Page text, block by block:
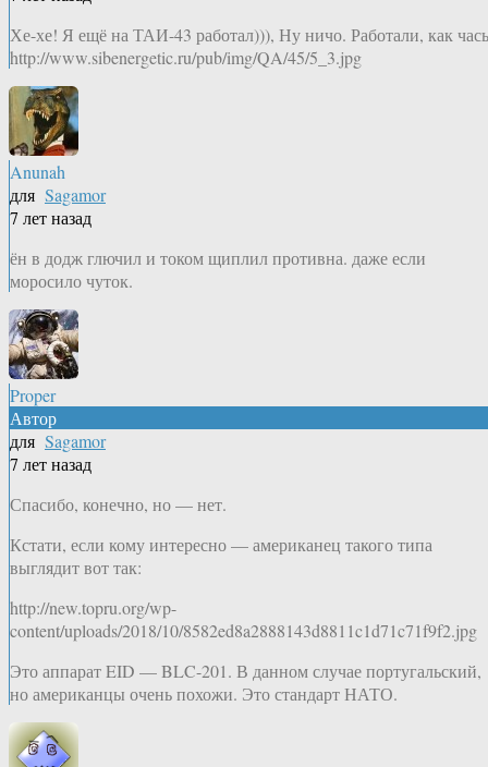
Хе-хе! Я ещё на ТАИ-43 работал))), Ну ничо. Работали, как
http://www.sibenergetic.ru/pub/img/QA/45/5_3.jpg
Anunah
для Sagamor
7 лет назад
ён в додж глючил и током щиплил противна. даже если
моросило чуток.
Proper
Автор
для Sagamor
7 лет назад
Спасибо, конечно, но — нет.
Кстати, если кому интересно — американец такого типа
выглядит вот так:
http://new.topru.org/wp-
content/uploads/2018/10/8582ed8a2888143d8811c1d71c71f9f2.jpg
Это аппарат EID — BLC-201. В данном случае португальский,
но американцы очень похожи. Это стандарт НАТО.